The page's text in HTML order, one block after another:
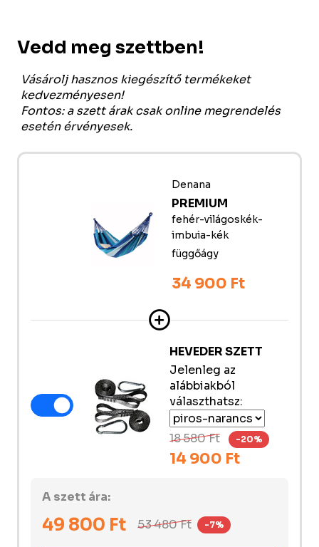
Vedd meg szettben!
Vásárolj hasznos kiegészítő termékeket
kedvezményesen!
Fontos: a szett árak csak online megrendelés
esetén érvényesek.
Denana
PREMIUM
fehér-világoskék-
imbuia-kék
függőágy
34 900 Ft
HEVEDER SZETT
Jelenleg az
alábbiakból
választhatsz:
18 580 Ft -20%
14 900 Ft
A szett ára:
49 800 Ft 53 480Ft -7%